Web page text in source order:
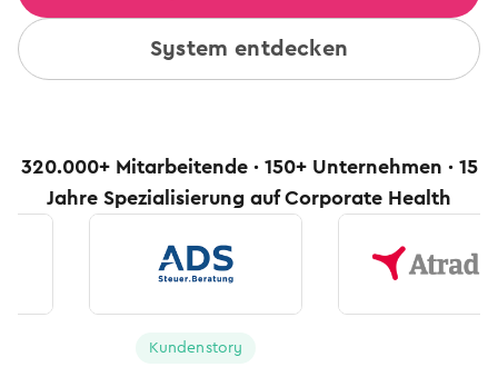
System entdecken
320.000+ Mitarbeitende · 150+ Unternehmen · 15
Jahre Spezialisierung auf Corporate Health
Kundenstory